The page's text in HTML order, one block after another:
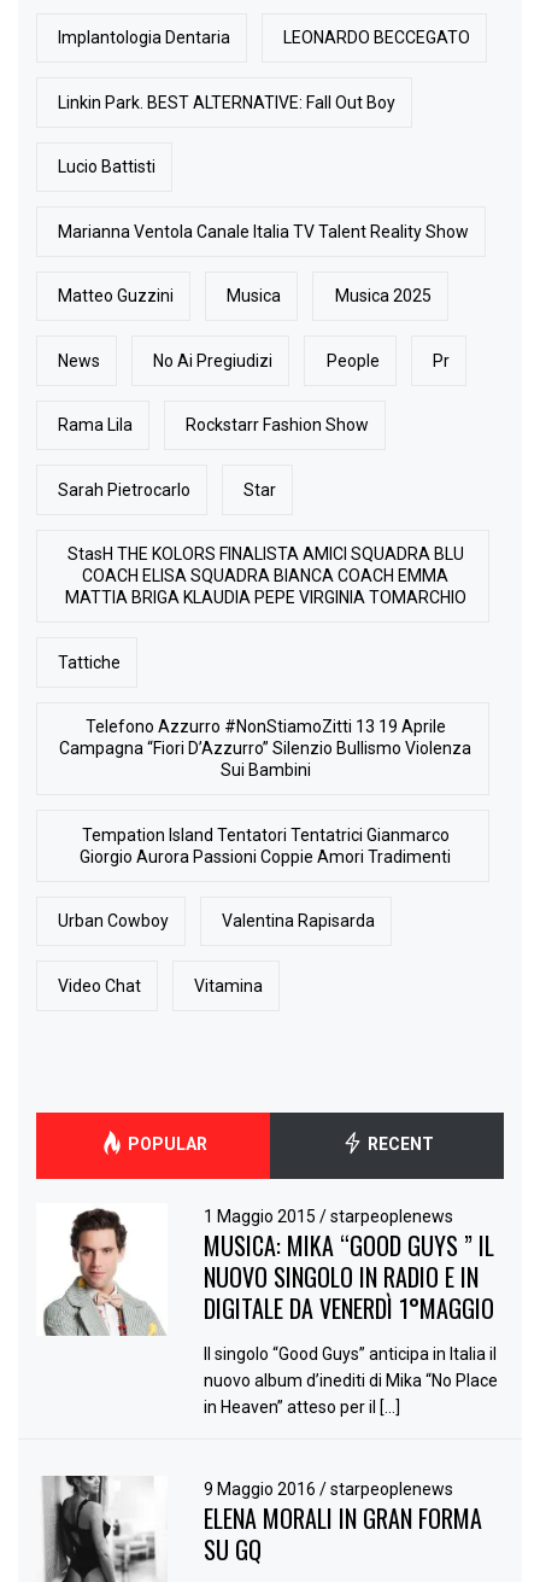
Implantologia Dentaria LEONARDO BECCEGATO
Linkin Park. BEST ALTERNATIVE: Fall Out Boy
Lucio Battisti
Marianna Ventola Canale Italia TV Talent Reality Show
Matteo Guzzini Musica Musica 2025
News No Ai Pregiudizi People Pr
Rama Lila Rockstarr Fashion Show
Sarah Pietrocarlo Star
StasH THE KOLORS FINALISTA AMICI SQUADRA BLU
COACH ELISA SQUADRA BIANCA COACH EMMA
MATTIA BRIGA KLAUDIA PEPE VIRGINIA TOMARCHIO
Tattiche
Telefono Azzurro #NonStiamoZitti 13 19 Aprile
Campagna “Fiori D’Azzurro” Silenzio Bullismo Violenza
Sui Bambini
Tempation Island Tentatori Tentatrici Gianmarco
Giorgio Aurora Passioni Coppie Amori Tradimenti
Urban Cowboy Valentina Rapisarda
Video Chat Vitamina
POPULAR RECENT
1 Maggio 2015/ starpeoplenews
MUSICA: MIKA “GOOD GUYS ” IL
NUOVO SINGOLO IN RADIO E IN
DIGITALE DA VENERDÌ 1°MAGGIO
Il singolo “Good Guys” anticipa in Italia il
nuovo album d’inediti di Mika “No Place
in Heaven” atteso per il […]
9 Maggio 2016/ starpeoplenews
ELENA MORALI IN GRAN FORMA
SU GQ